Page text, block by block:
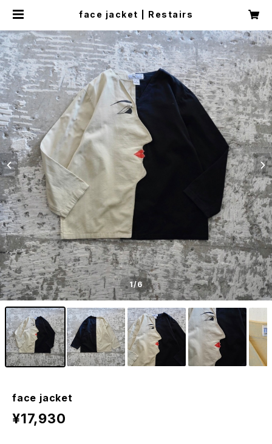
face jacket | Restairs
1/6
face jacket
¥17,930